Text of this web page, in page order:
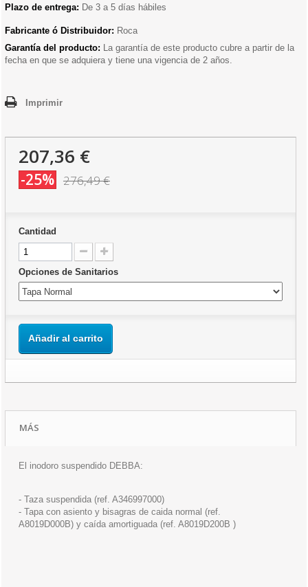
Plazo de entrega: De 3 a 5 días hábiles
Fabricante ó Distribuidor: Roca
Garantía del producto: La garantía de este producto cubre a partir de la
fecha en que se adquiera y tiene una vigencia de 2 años.
Imprimir
207,36 €
-25% 276,49 €
Cantidad
Opciones de Sanitarios
Añadir al carrito
MÁS
El inodoro suspendido DEBBA:
- Taza suspendida (ref. A346997000)
- Tapa con asiento y bisagras de caida normal (ref.
A8019D000B) y caída amortiguada (ref. A8019D200B )